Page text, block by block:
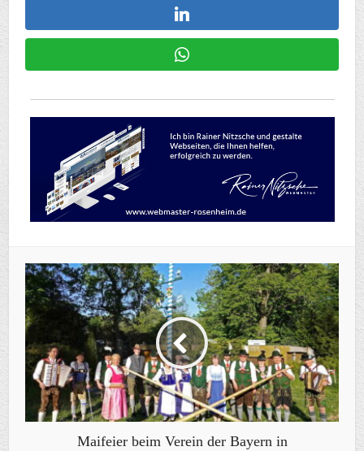
Maifeier beim Verein der Bayern in